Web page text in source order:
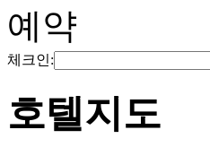
예약
체크인:
호텔지도